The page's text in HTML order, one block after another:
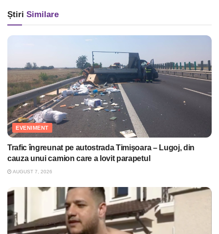
Știri Similare
EVENIMENT
Trafic îngreunat pe autostrada Timişoara – Lugoj, din
cauza unui camion care a lovit parapetul
AUGUST 7, 2026